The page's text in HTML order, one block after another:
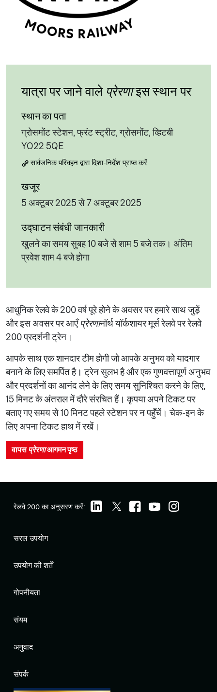
यात्रा पर जाने वाले प्रेरणाइस स्थान पर
स्थान का पता
ग्रोसमोंट स्टेशन, फ्रंट स्ट्रीट, ग्रोसमोंट, व्हिटबी
YO22 5QE
सार्वजनिक परिवहन द्वारा दिशा-निर्देश प्राप्त करें
खजूर
5 अक्टूबर 2025 से 7 अक्टूबर 2025
उद्घाटन संबंधी जानकारी
खुलने का समय सुबह 10 बजे से शाम 5 बजे तक। अंतिम
प्रवेश शाम 4 बजे होगा
आधुनिक रेलवे के 200 वर्ष पूरे होने के अवसर पर हमारे साथ जुड़ें
और इस अवसर पर आएँप्रेरणानॉर्थ यॉर्कशायर मूर्स रेलवे पर रेलवे
200 प्रदर्शनी ट्रेन।
आपके साथ एक शानदार टीम होगी जो आपके अनुभव को यादगार
बनाने के लिए समर्पित है। ट्रेन सुलभ है और एक गुणवत्तापूर्ण अनुभव
और प्रदर्शनों का आनंद लेने के लिए समय सुनिश्चित करने के लिए,
15 मिनट के अंतराल में दौरे संरचित हैं। कृपया अपने टिकट पर
बताए गए समय से 10 मिनट पहले स्टेशन पर न पहुँचें। चेक-इन के
लिए अपना टिकट हाथ में रखें।
वापस प्रेरणाआगमन पृष्ठ
रेलवे 200 का अनुसरण करें:
सरल उपयोग
उपयोग की शर्तें
गोपनीयता
संयम
अनुवाद
संपर्क